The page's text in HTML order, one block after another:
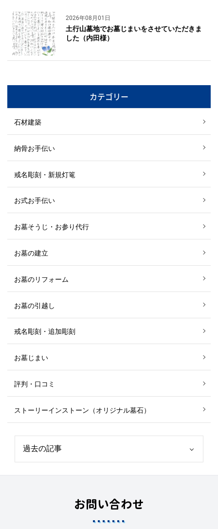
2026年08月01日
土行山墓地でお墓じまいをさせていただきま
した（内田様）
カテゴリー
石材建築
納骨お手伝い
戒名彫刻・新規灯篭
お式お手伝い
お墓そうじ・お参り代行
お墓の建立
お墓のリフォーム
お墓の引越し
戒名彫刻・追加彫刻
お墓じまい
評判・口コミ
ストーリーインストーン（オリジナル墓石）
お問い合わせ